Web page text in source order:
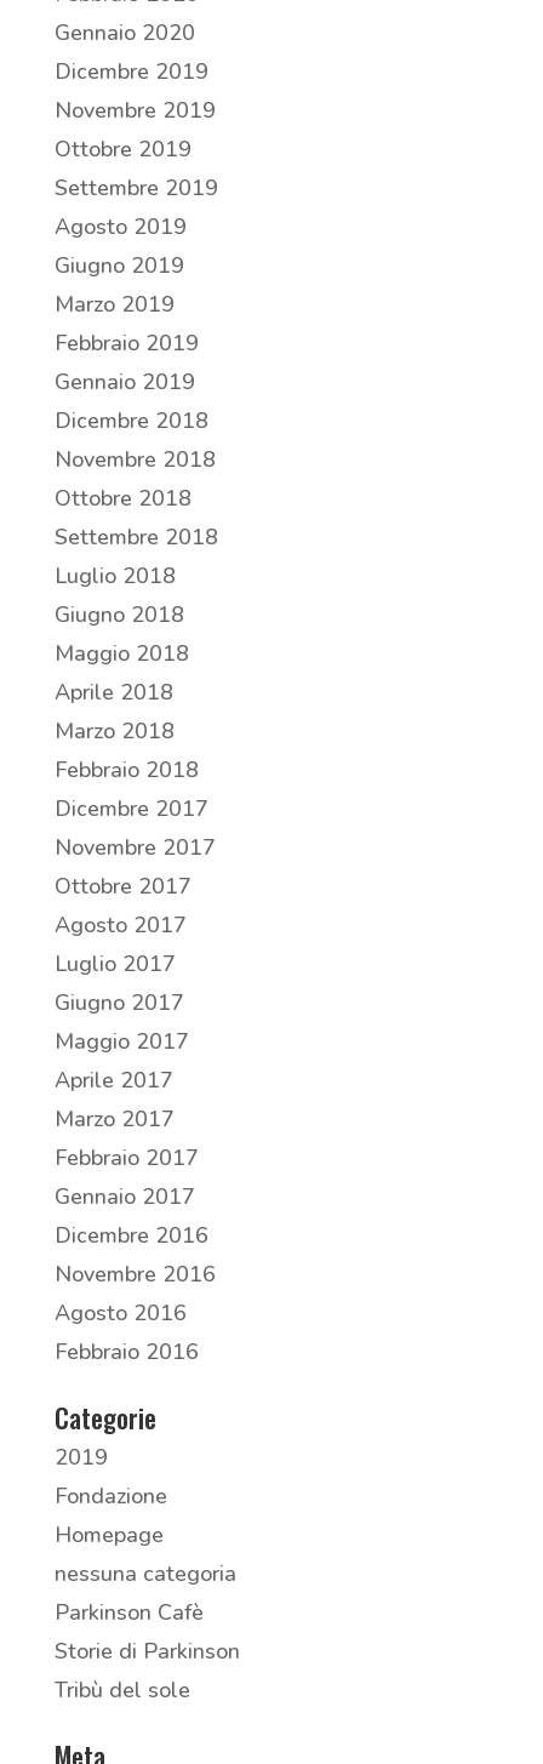
Gennaio 2020
Dicembre 2019
Novembre 2019
Ottobre 2019
Settembre 2019
Agosto 2019
Giugno 2019
Marzo 2019
Febbraio 2019
Gennaio 2019
Dicembre 2018
Novembre 2018
Ottobre 2018
Settembre 2018
Luglio 2018
Giugno 2018
Maggio 2018
Aprile 2018
Marzo 2018
Febbraio 2018
Dicembre 2017
Novembre 2017
Ottobre 2017
Agosto 2017
Luglio 2017
Giugno 2017
Maggio 2017
Aprile 2017
Marzo 2017
Febbraio 2017
Gennaio 2017
Dicembre 2016
Novembre 2016
Agosto 2016
Febbraio 2016
Categorie
2019
Fondazione
Homepage
nessuna categoria
Parkinson Cafè
Storie di Parkinson
Tribù del sole
Meta